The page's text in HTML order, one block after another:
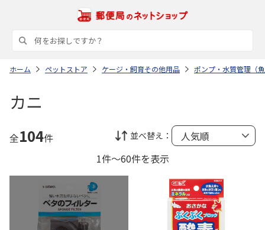
ホーム ペットストア ケージ・飼育その他用品 ポンプ・水質管理（
カニ
全104件 並べ替え：
1件～60件を表示